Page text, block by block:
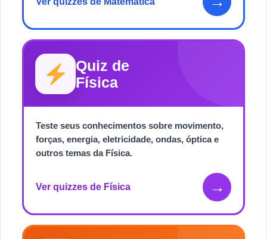
Quiz de
Física
Teste seus conhecimentos sobre movimento,
forças, energia, eletricidade, ondas, óptica e
outros temas da Física.
Ver quizzes de Física →